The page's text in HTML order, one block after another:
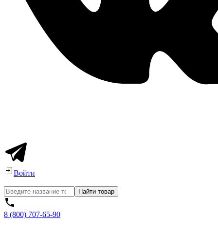
Войти
Найти товар
8 (800) 707-65-90